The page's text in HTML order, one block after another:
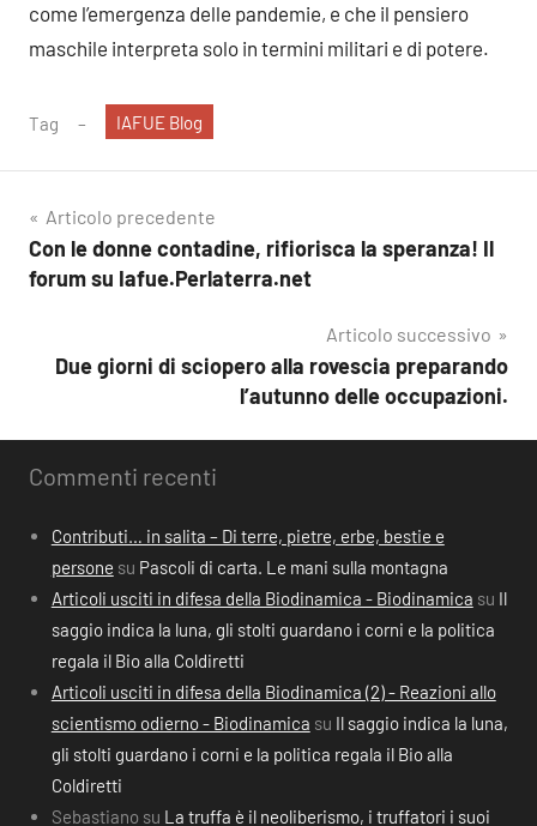
come l’emergenza delle pandemie, e che il pensiero
maschile interpreta solo in termini militari e di potere.
Tag IAFUE Blog
Navigazione
articoli
Articolo precedente
Con le donne contadine, rifiorisca la speranza! Il
forum su Iafue.Perlaterra.net
Articolo successivo
Due giorni di sciopero alla rovescia preparando
l’autunno delle occupazioni.
Commenti recenti
Contributi… in salita – Di terre, pietre, erbe, bestie e
persone su Pascoli di carta. Le mani sulla montagna
Articoli usciti in difesa della Biodinamica - Biodinamica su Il
saggio indica la luna, gli stolti guardano i corni e la politica
regala il Bio alla Coldiretti
Articoli usciti in difesa della Biodinamica (2) - Reazioni allo
scientismo odierno - Biodinamica su Il saggio indica la luna,
gli stolti guardano i corni e la politica regala il Bio alla
Coldiretti
Sebastiano su La truffa è il neoliberismo, i truffatori i suoi